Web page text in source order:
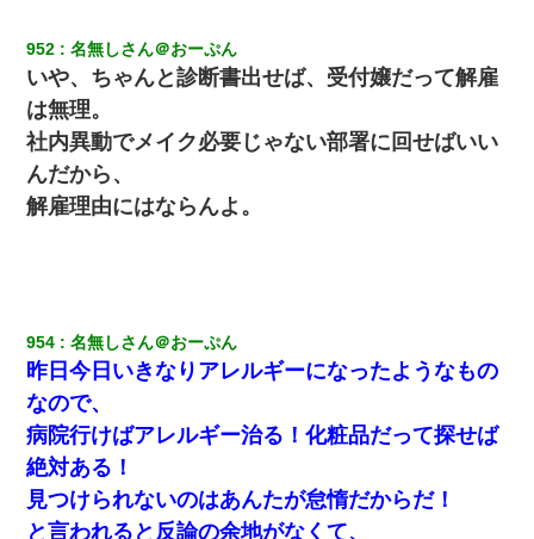
安だ）→ 仕事を早退して帰宅すると、嫁と嫁両親と知らない男が
２人・・・
【唖然】帰宅したら旦那のスポーツカーが消えていた。警察『目
立つし、すぐ見つかるかもしれません』→ 数時間後・・警察『××
さんご存じですか？』
彼氏家「うちは墨入れるのが伝統だから。お前も彫れ」 → 結果…
952 名無しさん＠おーぷん
いや、ちゃんと診断書出せば、受付嬢だって解雇
は無理。
社内異動でメイク必要じゃない部署に回せばいい
んだから、
解雇理由にはならんよ。
954 名無しさん＠おーぷん
昨日今日いきなりアレルギーになったようなもの
なので、
病院行けばアレルギー治る！化粧品だって探せば
絶対ある！
見つけられないのはあんたが怠惰だからだ！
と言われると反論の余地がなくて、